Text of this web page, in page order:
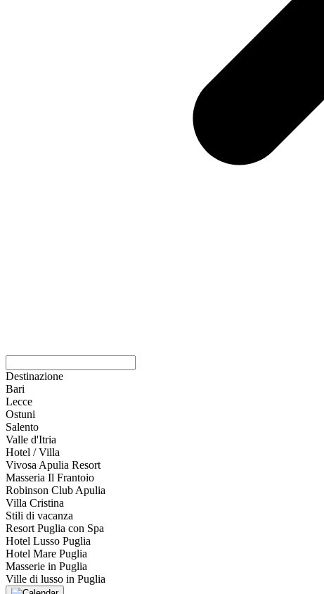
Destinazione
Bari
Lecce
Ostuni
Salento
Valle d'Itria
Hotel / Villa
Vivosa Apulia Resort
Masseria Il Frantoio
Robinson Club Apulia
Villa Cristina
Stili di vacanza
Resort Puglia con Spa
Hotel Lusso Puglia
Hotel Mare Puglia
Masserie in Puglia
Ville di lusso in Puglia